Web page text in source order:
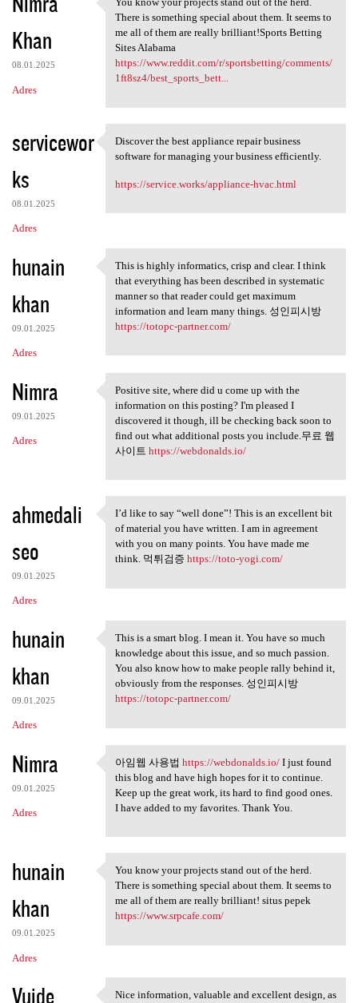
Khan
08.01.2025
Adres
You know your projects stand
There is something special about them. It seems to
me all of them are really brilliant!Sports Betting
Sites Alabama
https://www.reddit.com/r/sportsbetting/comments/
1ft8sz4/best_sports_bett...
servicewor
ks
08.01.2025
Adres
Discover the best appliance
Discover the best appliance repair business
software for managing your business efficiently.
https://service.works/appliance-hvac.html
hunain
khan
09.01.2025
Adres
This is highly informatics,
This is highly informatics, crisp and clear. I think
that everything has been described in systematic
manner so that reader could get maximum
information and learn many things. 성인피시방
https://totopc-partner.com/
Nimra
09.01.2025
Adres
Positive site, where did u
Positive site, where did u come up with the
information on this posting? I'm pleased I
discovered it though, ill be checking back soon to
find out what additional posts you include.무료 웹
사이트 https://webdonalds.io/
ahmedali
seo
09.01.2025
Adres
I’d like to say “well done”!
I’d like to say “well done”! This is an excellent bit
of material you have written. I am in agreement
with you on many points. You have made me
think. 먹튀검증 https://toto-yogi.com/
hunain
khan
09.01.2025
Adres
This is a smart blog. I mean
This is a smart blog. I mean it. You have so much
knowledge about this issue, and so much passion.
You also know how to make people rally behind it,
obviously from the responses. 성인피시방
https://totopc-partner.com/
Nimra
09.01.2025
Adres
아임웹 사용법 https://webdonalds.io
아임웹 사용법 https://webdonalds.io/I just found
this blog and have high hopes for it to continue.
Keep up the great work, its hard to find good ones.
I have added to my favorites. Thank You.
hunain
khan
09.01.2025
Adres
You know your projects stand
You know your projects stand out of the herd.
There is something special about them. It seems to
me all of them are really brilliant! situs pepek
https://www.srpcafe.com/
Vuide Nice information, valuable and excellent design, as